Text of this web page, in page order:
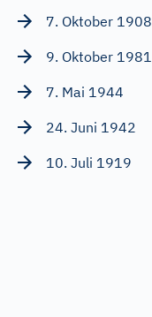
7. Oktober 1908
9. Oktober 1981
7. Mai 1944
24. Juni 1942
10. Juli 1919